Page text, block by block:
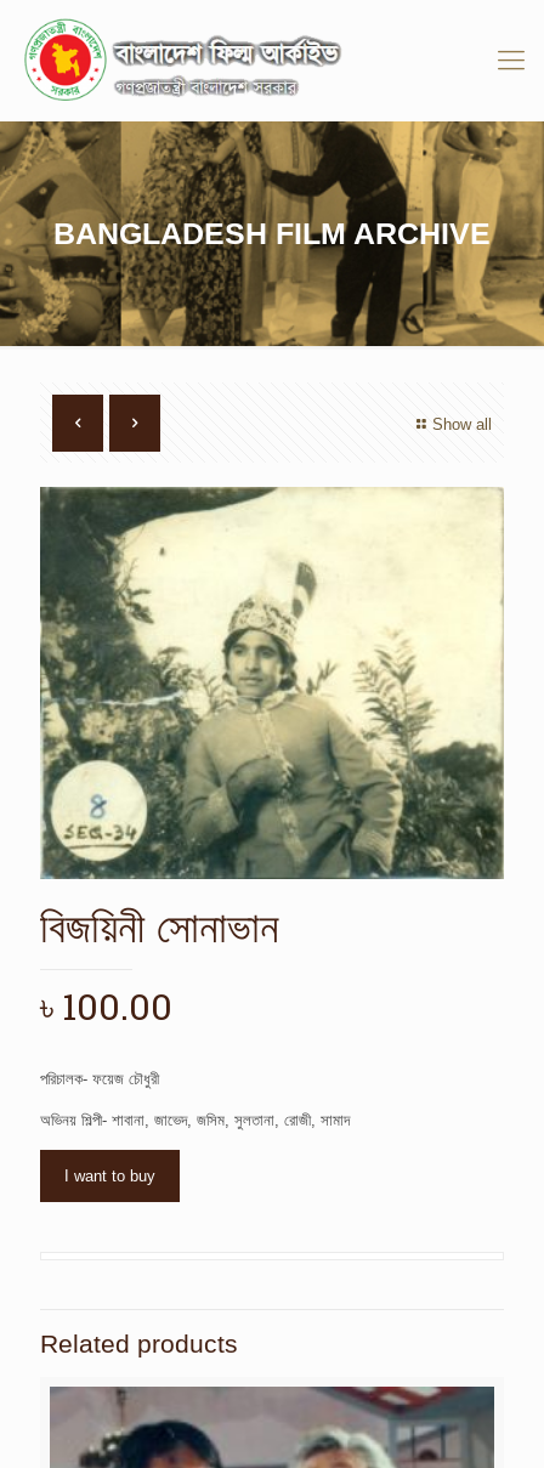
BANGLADESH FILM ARCHIVE
Show all
বিজয়িনী সোনাভান
৳ 100.00
পরিচালক- ফয়েজ চৌধুরী
অভিনয় শিল্পী- শাবানা, জাভেদ, জসিম, সুলতানা, রোজী, সামাদ
I want to buy
Related products